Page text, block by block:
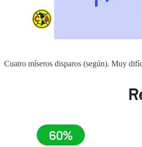
Cuatro míseros disparos (según). Muy